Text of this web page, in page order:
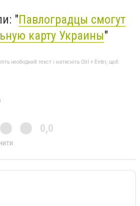
"Павлоградцы смогут
карту Украины"
необхідний текст і натисніть Ctrl + Enter, щоб
0,0